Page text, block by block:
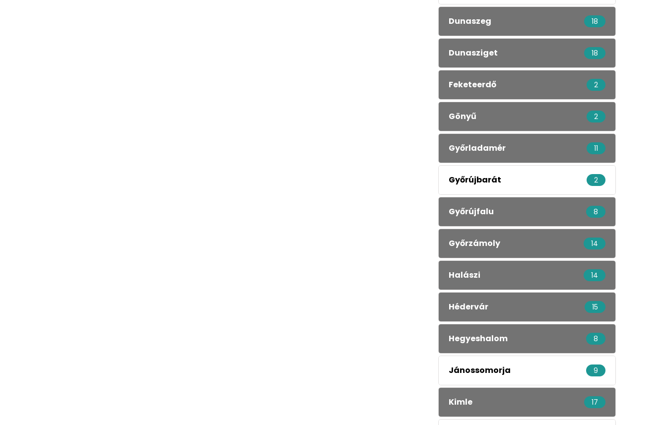
Dunaszeg 18
Dunasziget 18
Feketeerdő 2
Gönyű 2
Győrladamér 11
Győrújbarát 2
Győrújfalu 8
Győrzámoly 14
Halászi 14
Hédervár 15
Hegyeshalom 8
Jánossomorja 9
Kimle 17